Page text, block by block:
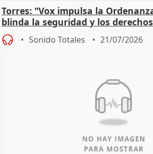
Torres: "Vox impulsa la
blinda la seguridad y los
control"
Sonido Totales 21/07/2026